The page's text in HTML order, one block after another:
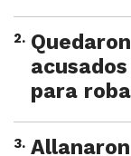
2.
para
3.